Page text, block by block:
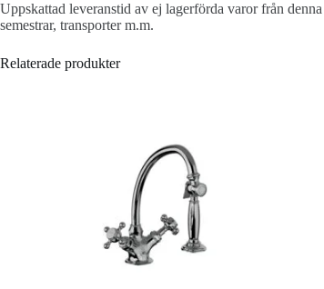
Uppskattad leveranstid av ej lagerförda varor från
semestrar, transporter m.m.
Relaterade produkter